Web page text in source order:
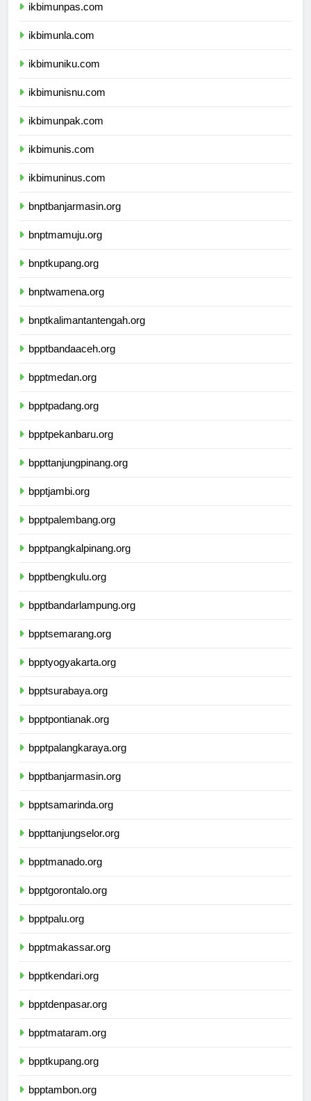
ikbimunpas.com
ikbimunla.com
ikbimuniku.com
ikbimunisnu.com
ikbimunpak.com
ikbimunis.com
ikbimuninus.com
bnptbanjarmasin.org
bnptmamuju.org
bnptkupang.org
bnptwamena.org
bnptkalimantantengah.org
bpptbandaaceh.org
bpptmedan.org
bpptpadang.org
bpptpekanbaru.org
bppttanjungpinang.org
bpptjambi.org
bpptpalembang.org
bpptpangkalpinang.org
bpptbengkulu.org
bpptbandarlampung.org
bpptsemarang.org
bpptyogyakarta.org
bpptsurabaya.org
bpptpontianak.org
bpptpalangkaraya.org
bpptbanjarmasin.org
bpptsamarinda.org
bppttanjungselor.org
bpptmanado.org
bpptgorontalo.org
bpptpalu.org
bpptmakassar.org
bpptkendari.org
bpptdenpasar.org
bpptmataram.org
bpptkupang.org
bpptambon.org